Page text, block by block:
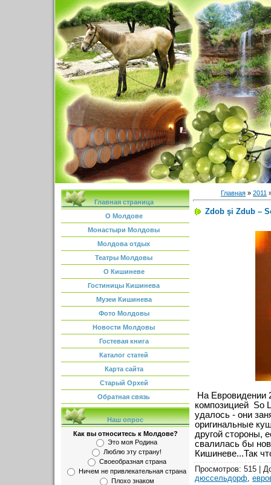
Главная страница
О Молдове
Монастыри Молдовы
Молдова отдых
Театры Молдовы
О Кишиневе
Гостиницы Кишинева
Музеи Кишинева
Фото Молдовы
Новости Молдовы
Гостевая книга
Каталог статей
Карта сайта
Старый Орхей
Обратная связь
Наш опрос
Как вы относитесь к Молдове?
Это моя Родина
Люблю эту страну!
Своеобразная страна
Ничем не привлекательная страна
Плохо знаком
Главная » 2011
Zdob şi Zdub –
На Евровидении
композицией So
удалось - они
оригинальные
другой стороны,
свалилась бы
Кишиневе...Так
Просмотров: 515 |
дюссельдорф